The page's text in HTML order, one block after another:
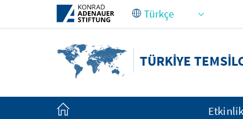
Skip to Main Content
TÜRKIYE